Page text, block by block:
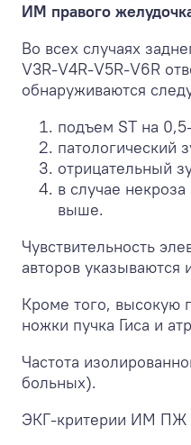
ИМ правого
Во всех случаях
V3R-V4R-V5R-V6R
обнаруживаются
подъем ST на
патологический
отрицательный
в случае
выше.
Чувствительность
авторов указываются
Кроме того, высокую
ножки пучка Гиса и
Частота
больных).
ЭКГ-критерии ИМ ПЖ